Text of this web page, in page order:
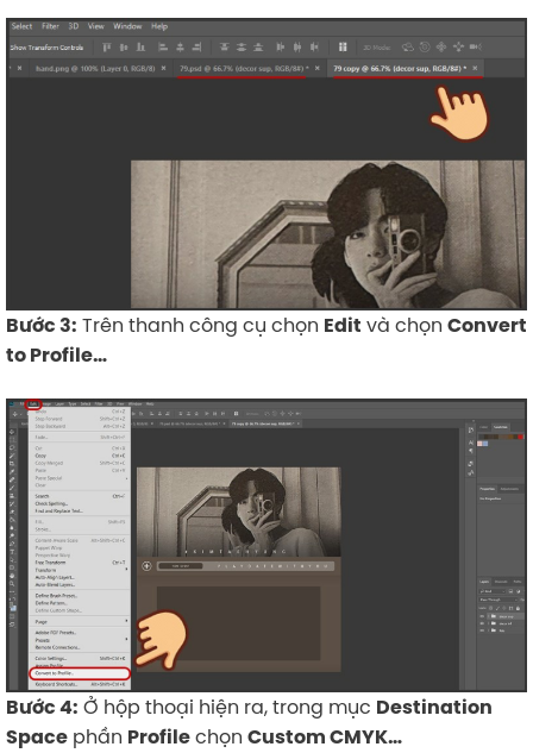
Bước 3: Trên thanh công cụ chọn Edit và chọn Convert
to Profile…
Bước 4: Ở hộp thoại hiện ra, trong mục Destination
Space phần Profilechọn Custom CMYK…